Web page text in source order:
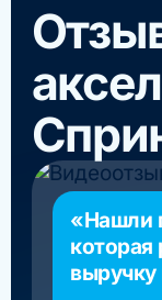
«Нашли
которая
выручку